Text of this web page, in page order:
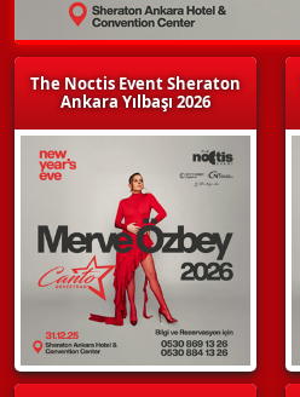
The Noctis Event Sheraton
Ankara Yılbaşı 2026